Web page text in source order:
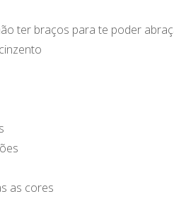
ter braços para te poder
as cores